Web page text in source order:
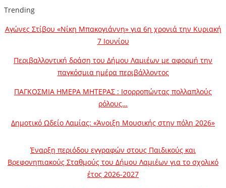
Trending
Αγώνες Στίβου «Νίκη Μπακογιάννη» για 6η χρονιά την Κυριακή
7 Ιουνίου
Περιβαλλοντική δράση του Δήμου Λαμιέων με αφορμή την
παγκόσμια ημέρα περιβάλλοντος
ΠΑΓΚΟΣΜΙΑ ΗΜΕΡΑ ΜΗΤΕΡΑΣ : Ισορροπώντας πολλαπλούς
ρόλους…
Δημοτικό Ωδείο Λαμίας: «Άνοιξη Μουσικής στην πόλη 2026»
Έναρξη περιόδου εγγραφών στους Παιδικούς και
Βρεφονηπιακούς Σταθμούς του Δήμου Λαμιέων για το σχολικό
έτος 2026-2027